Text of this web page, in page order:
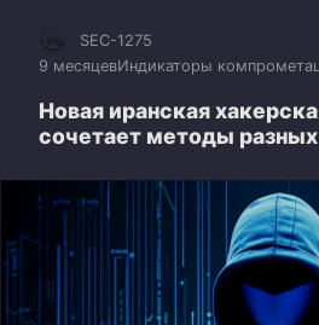
SEC-1275
9 месяцевИндикаторы
Новая иранская
сочетает методы